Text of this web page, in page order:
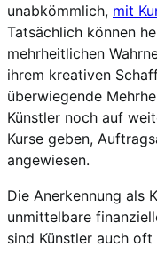
unabkömmlich, mit
Tatsächlich können
mehrheitlichen
ihrem kreativen
überwiegende
Künstler noch auf
Kurse geben,
angewiesen.
Die Anerkennung als
unmittelbare
sind Künstler auch